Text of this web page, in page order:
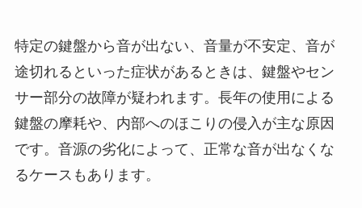
特定の鍵盤から音が出ない、音量が不安定、音が
途切れるといった症状があるときは、鍵盤やセン
サー部分の故障が疑われます。長年の使用による
鍵盤の摩耗や、内部へのほこりの侵入が主な原因
です。音源の劣化によって、正常な音が出なくな
るケースもあります。